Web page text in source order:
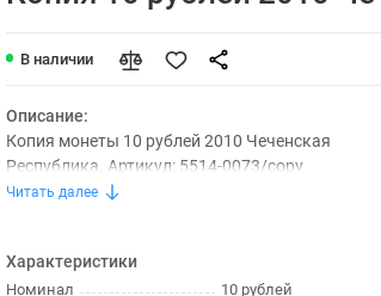
В наличии
Описание:
Копия монеты 10 рублей 2010 Чеченская
Республика. Артикул: 5514-0073/copy
Читать далее
Характеристики
Номинал
10 рублей